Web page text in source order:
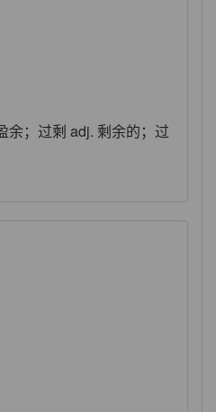
余；过剩 adj. 剩余的；过